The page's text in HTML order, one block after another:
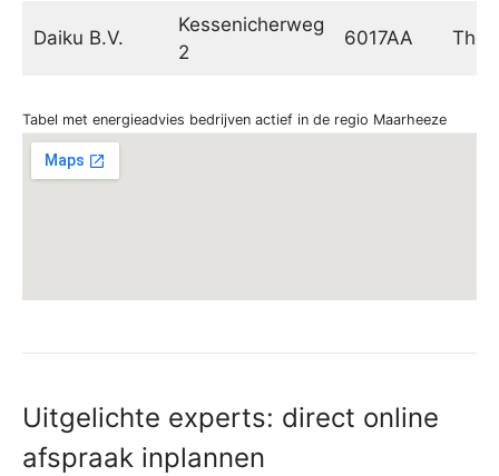
Daiku B.V.
Kessenicherweg
2
6017AA
Tabel met energieadvies bedrijven actief in de regio Maarheeze
Uitgelichte experts: direct online
afspraak inplannen